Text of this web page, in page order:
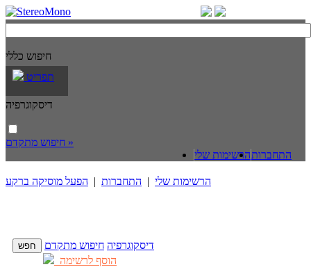
תפריט
חיפוש כללי
חיפוש מתקדם »
התחברותהרשימות שלי
הרשימות שלי | התחברות | הפעל מוסיקה ברקע
דיסקוגרפיה חיפוש מתקדם
הוסף לרשימה